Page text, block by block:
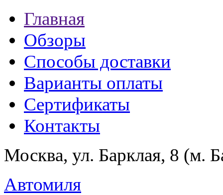
Главная
Обзоры
Способы доставки
Варианты оплаты
Сертификаты
Контакты
Москва, ул. Барклая, 8 (м.
Автомиля